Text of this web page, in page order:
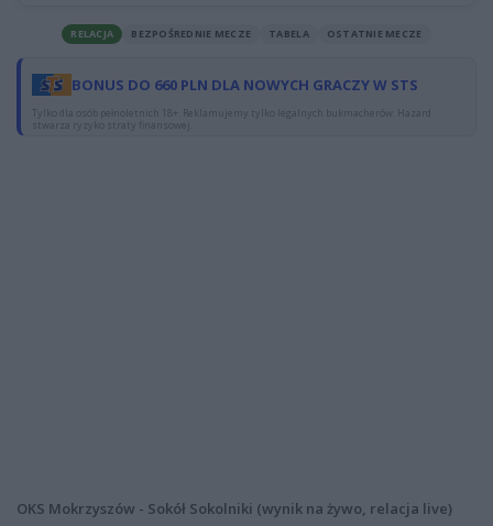
RELACJA BEZPOŚREDNIE MECZE TABELA OSTATNIE MECZE
BONUS DO 660 PLN DLA NOWYCH GRACZY W STS
Tylko dla osób pełnoletnich 18+. Reklamujemy tylko legalnych bukmacherów. Hazard
stwarza ryzyko straty finansowej.
OKS Mokrzyszów - Sokół Sokolniki (wynik na żywo, relacja live)